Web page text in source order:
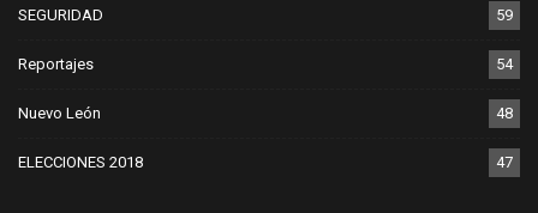
SEGURIDAD 59
Reportajes 54
Nuevo León 48
ELECCIONES 2018 47